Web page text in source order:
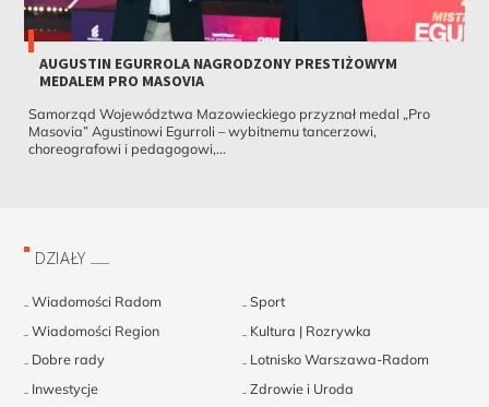
AUGUSTIN EGURROLA NAGRODZONY PRESTIŻOWYM
MEDALEM PRO MASOVIA
Samorząd Województwa Mazowieckiego przyznał medal „Pro
Masovia” Agustinowi Egurroli – wybitnemu tancerzowi,
choreografowi i pedagogowi,...
DZIAŁY
Wiadomości Radom
Sport
Wiadomości Region
Kultura | Rozrywka
Dobre rady
Lotnisko Warszawa-Radom
Inwestycje
Zdrowie i Uroda